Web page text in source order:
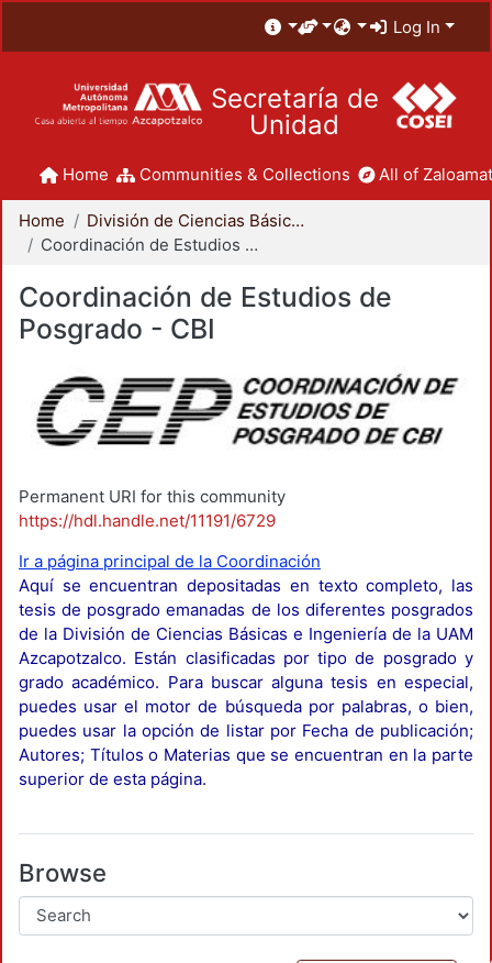
Log In
Secretaría de
Unidad
Home Communities & Collections All of
Home
División de Ciencias Básicas e Ingeniería
Coordinación de Estudios de Posgrado - CBI
Coordinación de Estudios de
Posgrado - CBI
Permanent URI for this community
https://hdl.handle.net/11191/6729
Ir a página principal de la Coordinación
Aquí se encuentran depositadas en texto completo, las
tesis de posgrado emanadas de los diferentes posgrados
de la División de Ciencias Básicas e Ingeniería de la UAM
Azcapotzalco. Están clasificadas por tipo de posgrado y
grado académico. Para buscar alguna tesis en especial,
puedes usar el motor de búsqueda por palabras, o bien,
puedes usar la opción de listar por Fecha de publicación;
Autores; Títulos o Materias que se encuentran en la parte
superior de esta página.
Browse